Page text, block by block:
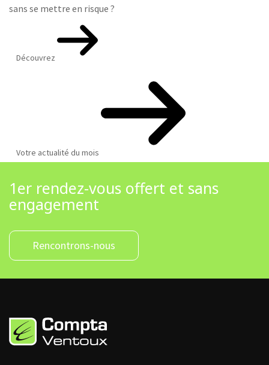
sans se mettre en risque ?
Découvrez
Votre actualité du mois
1er rendez-vous offert et sans
engagement
Rencontrons-nous